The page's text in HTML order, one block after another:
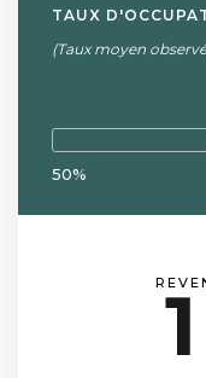
TAUX
(Taux moyen
50%